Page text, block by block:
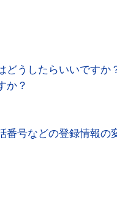
できません。
むことができます。
りの適用はありません
、当社がこれを承諾し
らの情報を正確に入
用を一方的に停止しま
うしたらいいですか
か？
号などの登録情報の